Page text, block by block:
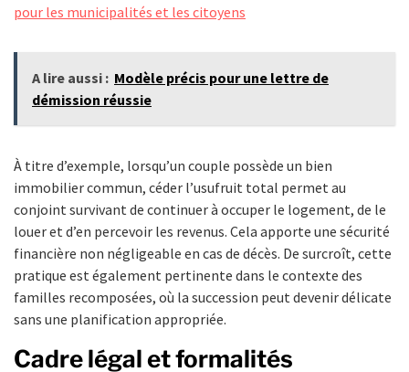
pour les municipalités et les citoyens
A lire aussi : Modèle précis pour une lettre de
démission réussie
À titre d’exemple, lorsqu’un couple possède un bien
immobilier commun, céder l’usufruit total permet au
conjoint survivant de continuer à occuper le logement, de le
louer et d’en percevoir les revenus. Cela apporte une sécurité
financière non négligeable en cas de décès. De surcroît, cette
pratique est également pertinente dans le contexte des
familles recomposées, où la succession peut devenir délicate
sans une planification appropriée.
Cadre légal et formalités